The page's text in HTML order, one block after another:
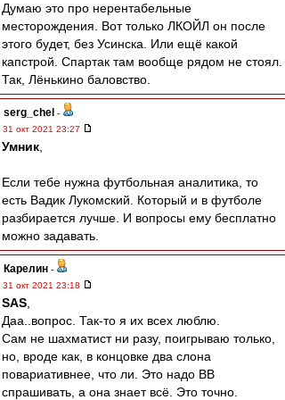
Думаю это про нерентабельные
месторождения. Вот только ЛКОЙЛ он после
этого будет, без Усинска. Или ещё какой
капстрой. Спартак там вообще рядом не стоял.
Так, Лёнькино баловство.
serg_chel -
31 окт 2021 23:27
Умник
Если тебе нужна футбольная аналитика, то
есть Вадик Лукомский. Который и в футболе
разбирается лучше. И вопросы ему бесплатно
можно задавать.
Карелин -
31 окт 2021 23:18
SAS
Даа..вопрос. Так-то я их всех люблю.
Сам не шахматист ни разу, поигрываю только,
но, вроде как, в концовке два слона
повариативнее, что ли. Это надо ВВ
спрашивать, а она знает всё. Это точно.